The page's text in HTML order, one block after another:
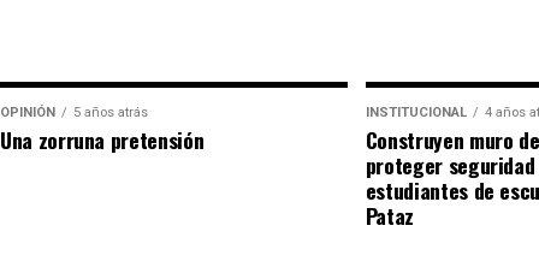
OPINIÓN 5 años atrás
Una zorruna pretensión
INSTITUCIONAL 4 años
Construyen muro
proteger
estudiantes de
Pataz